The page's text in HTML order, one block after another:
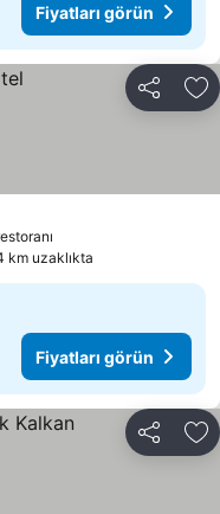
Fiyatları görün
Paylaş
km uzaklıkta
Fiyatları görün
Paylaş